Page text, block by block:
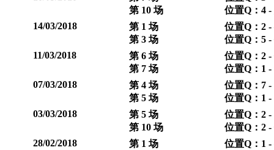
第 10 场
位置Q：4
14/03/2018
第 1 场
第 3 场
位置Q：2
位置Q：5
11/03/2018
第 6 场
第 7 场
位置Q：2
位置Q：1
07/03/2018
第 4 场
第 5 场
位置Q：7
位置Q：1
03/03/2018
第 5 场
第 10 场
位置Q：2
位置Q：2
28/02/2018
第 1 场
位置Q：1